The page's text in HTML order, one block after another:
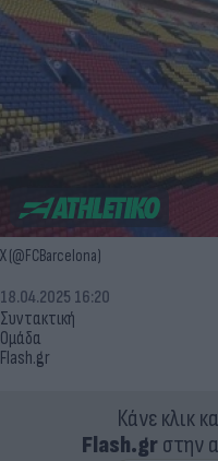
X (@FCBarcelona)
Συντακτική
Ομάδα
Flash.gr
18.04.2025 16:20
Κάνε κλικ
Flash.grστην